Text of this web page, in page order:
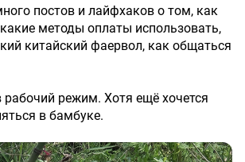
постов и лайфхаков о том, как
методы оплаты использовать,
китайский фаервол, как общаться
режим. Хотя ещё хочется
в бамбуке.